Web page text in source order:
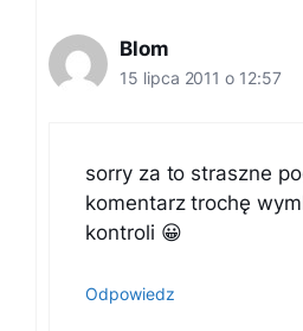
Blom
15 lipca 2011 o 12:57
sorry za to straszne
komentarz trochę
kontroli 😀
Odpowiedz